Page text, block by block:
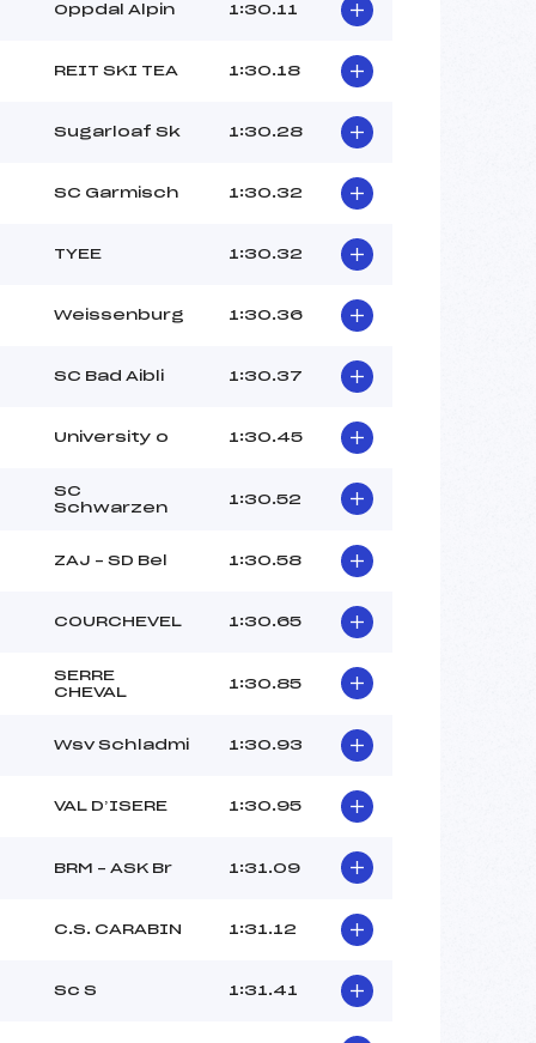
Oppdal Alpin 1:30.11
REIT SKI TEA 1:30.18
Sugarloaf Sk 1:30.28
SC Garmisch 1:30.32
TYEE 1:30.32
Weissenburg 1:30.36
SC Bad Aibli 1:30.37
University o 1:30.45
SC
Schwarzen
1:30.52
ZAJ – SD Bel 1:30.58
COURCHEVEL 1:30.65
SERRE
CHEVAL
1:30.85
Wsv Schladmi 1:30.93
VAL D’ISERE 1:30.95
BRM – ASK Br 1:31.09
C.S. CARABIN 1:31.12
Sc S 1:31.41